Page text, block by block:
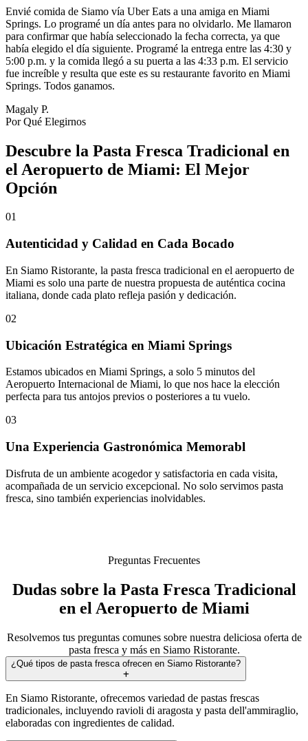
Envié comida de Siamo vía Uber Eats a una amiga en Miami
Springs. Lo programé un día antes para no olvidarlo. Me llamaron
para confirmar que había seleccionado la fecha correcta, ya que
había elegido el día siguiente. Programé la entrega entre las 4:30 y
5:00 p.m. y la comida llegó a su puerta a las 4:33 p.m. El servicio
fue increíble y resulta que este es su restaurante favorito en Miami
Springs. Todos ganamos.
Magaly P.
Por Qué Elegirnos
Descubre la Pasta Fresca Tradicional en
el Aeropuerto de Miami: El Mejor
Opción
01
Autenticidad y Calidad en Cada Bocado
En Siamo Ristorante, la pasta fresca tradicional en el aeropuerto de
Miami es solo una parte de nuestra propuesta de auténtica cocina
italiana, donde cada plato refleja pasión y dedicación.
02
Ubicación Estratégica en Miami Springs
Estamos ubicados en Miami Springs, a solo 5 minutos del
Aeropuerto Internacional de Miami, lo que nos hace la elección
perfecta para tus antojos previos o posteriores a tu vuelo.
03
Una Experiencia Gastronómica Memorabl
Disfruta de un ambiente acogedor y satisfactoria en cada visita,
acompañada de un servicio excepcional. No solo servimos pasta
fresca, sino también experiencias inolvidables.
Preguntas Frecuentes
Dudas sobre la Pasta Fresca Tradicional
en el Aeropuerto de Miami
Resolvemos tus preguntas comunes sobre nuestra deliciosa oferta de
pasta fresca y más en Siamo Ristorante.
¿Qué tipos de pasta fresca ofrecen en Siamo Ristorante?
En Siamo Ristorante, ofrecemos variedad de pastas frescas
tradicionales, incluyendo ravioli di aragosta y pasta dell'ammiraglio,
elaboradas con ingredientes de calidad.